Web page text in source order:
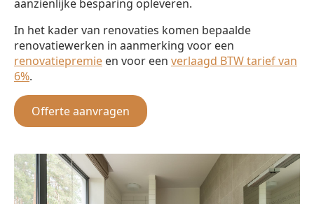
aanzienlijke besparing opleveren.
In het kader van renovaties komen bepaalde
renovatiewerken in aanmerking voor een
renovatiepremie en voor een verlaagd BTW tarief van
6%.
Offerte aanvragen